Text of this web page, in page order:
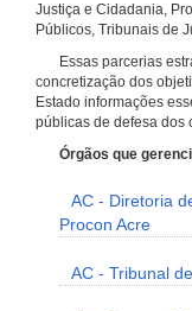
Justiça e Cidadania,
Públicos, Tribunais de
Essas parcerias
concretização dos
Estado informações
públicas de defesa dos
Órgãos que
AC - Diretoria
Procon Acre
AC - Tribunal